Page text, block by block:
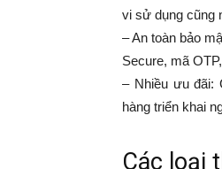
vi sử dụng cũng
– An toàn bảo
Secure, mã
– Nhiều ưu đãi:
hàng triển khai
Các loại